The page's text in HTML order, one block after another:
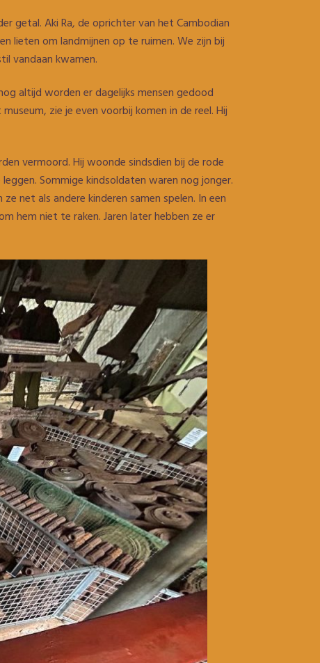
getal. Aki Ra, de oprichter van het Cambodian
lieten om landmijnen op te ruimen. We zijn bij
vandaan kwamen.
altijd worden er dagelijks mensen gedood
zie je even voorbij komen in de reel. Hij
vermoord. Hij woonde sindsdien bij de rode
Sommige kindsoldaten waren nog jonger.
net als andere kinderen samen spelen. In een
hem niet te raken. Jaren later hebben ze er